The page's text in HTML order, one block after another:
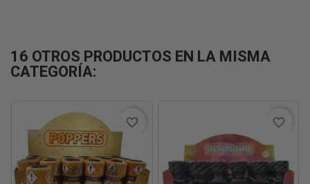
16 OTROS PRODUCTOS EN LA MISMA
CATEGORÍA:
favorite_border favorite_border